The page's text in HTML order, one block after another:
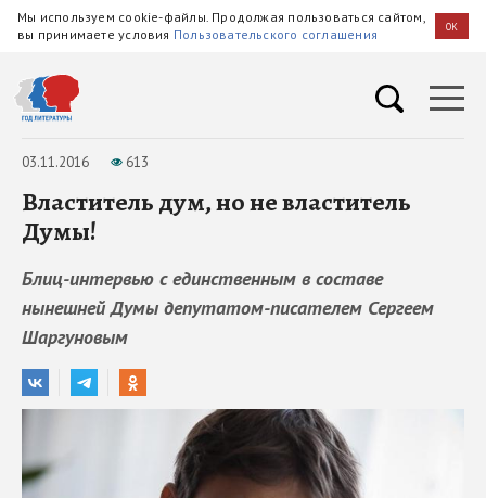
Мы используем cookie-файлы. Продолжая пользоваться сайтом,
вы принимаете условия Пользовательского соглашения OK
03.11.2016 613
Властитель дум, но не властитель
Думы!
Блиц-интервью с единственным в составе
нынешней Думы депутатом-писателем Сергеем
Шаргуновым